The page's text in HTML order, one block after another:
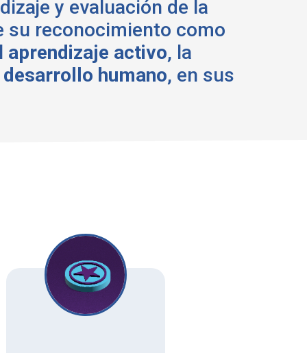
y evaluación de la
su reconocimiento como
aprendizaje activo, la
desarrollo humano, en sus